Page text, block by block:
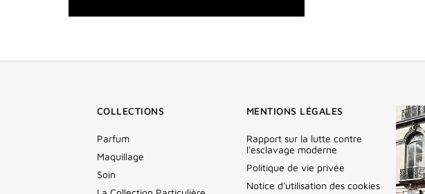
COLLECTIONS
Parfum
Maquillage
Soin
MENTIONS LÉGALES
Rapport sur la lutte contre
l'esclavage moderne
Politique de vie privée
Notice d'utilisation des cookies